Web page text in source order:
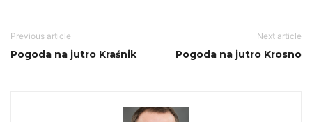
Previous article
Pogoda na jutro Kraśnik
Next article
Pogoda na jutro Krosno